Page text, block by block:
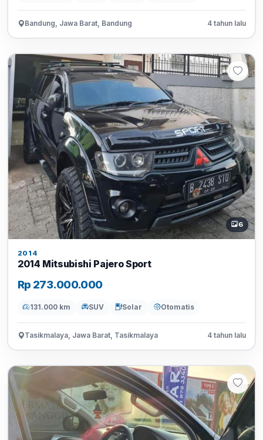
Bandung, Jawa Barat, Bandung 4 tahun lalu
6
2014
2014 Mitsubishi Pajero Sport
Rp 273.000.000
131.000 km SUV Solar Otomatis
Tasikmalaya, Jawa Barat, Tasikmalaya 4 tahun lalu